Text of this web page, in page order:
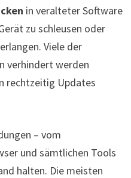
in veralteter Software
zu schleusen oder
Viele der
verhindert werden
rechtzeitig Updates
– vom
und sämtlichen Tools
halten. Die meisten